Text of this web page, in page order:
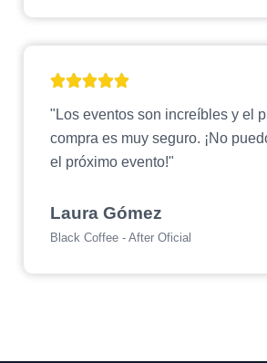
"Los eventos son increíbles y el
compra es muy seguro. ¡No
el próximo evento!"
Laura Gómez
Black Coffee - After Oficial